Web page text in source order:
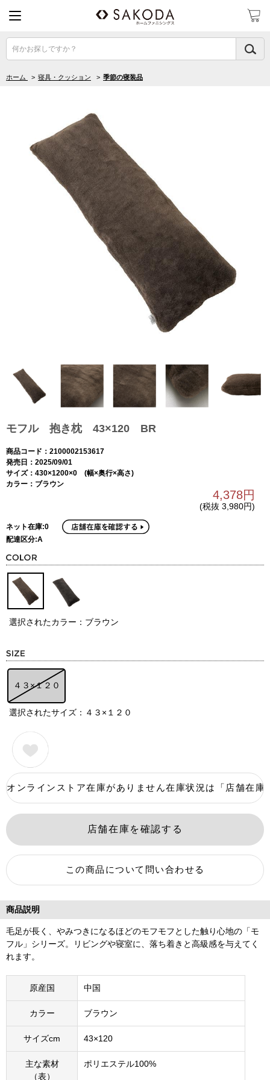
何かお探しですか？
ホーム > 寝具・クッション > 季節の寝装品
モフル 抱き枕 43×120 BR
商品コード：2100002153617
発売日：2025/09/01
サイズ：430×1200×0 (幅×奥行×高さ)
カラー：ブラウン
4,378円
(税抜 3,980円)
ネット在庫:0
配達区分:A
選択されたカラー：ブラウン
４３×１２０
選択されたサイズ：４３×１２０
商品説明
毛足が長く、やみつきになるほどのモフモフとした触り心地の「モ
フル」シリーズ。リビングや寝室に、落ち着きと高級感を与えてく
れます。
原産国 中国
カラー ブラウン
サイズcm 43×120
主な素材
（表）
ポリエステル100%